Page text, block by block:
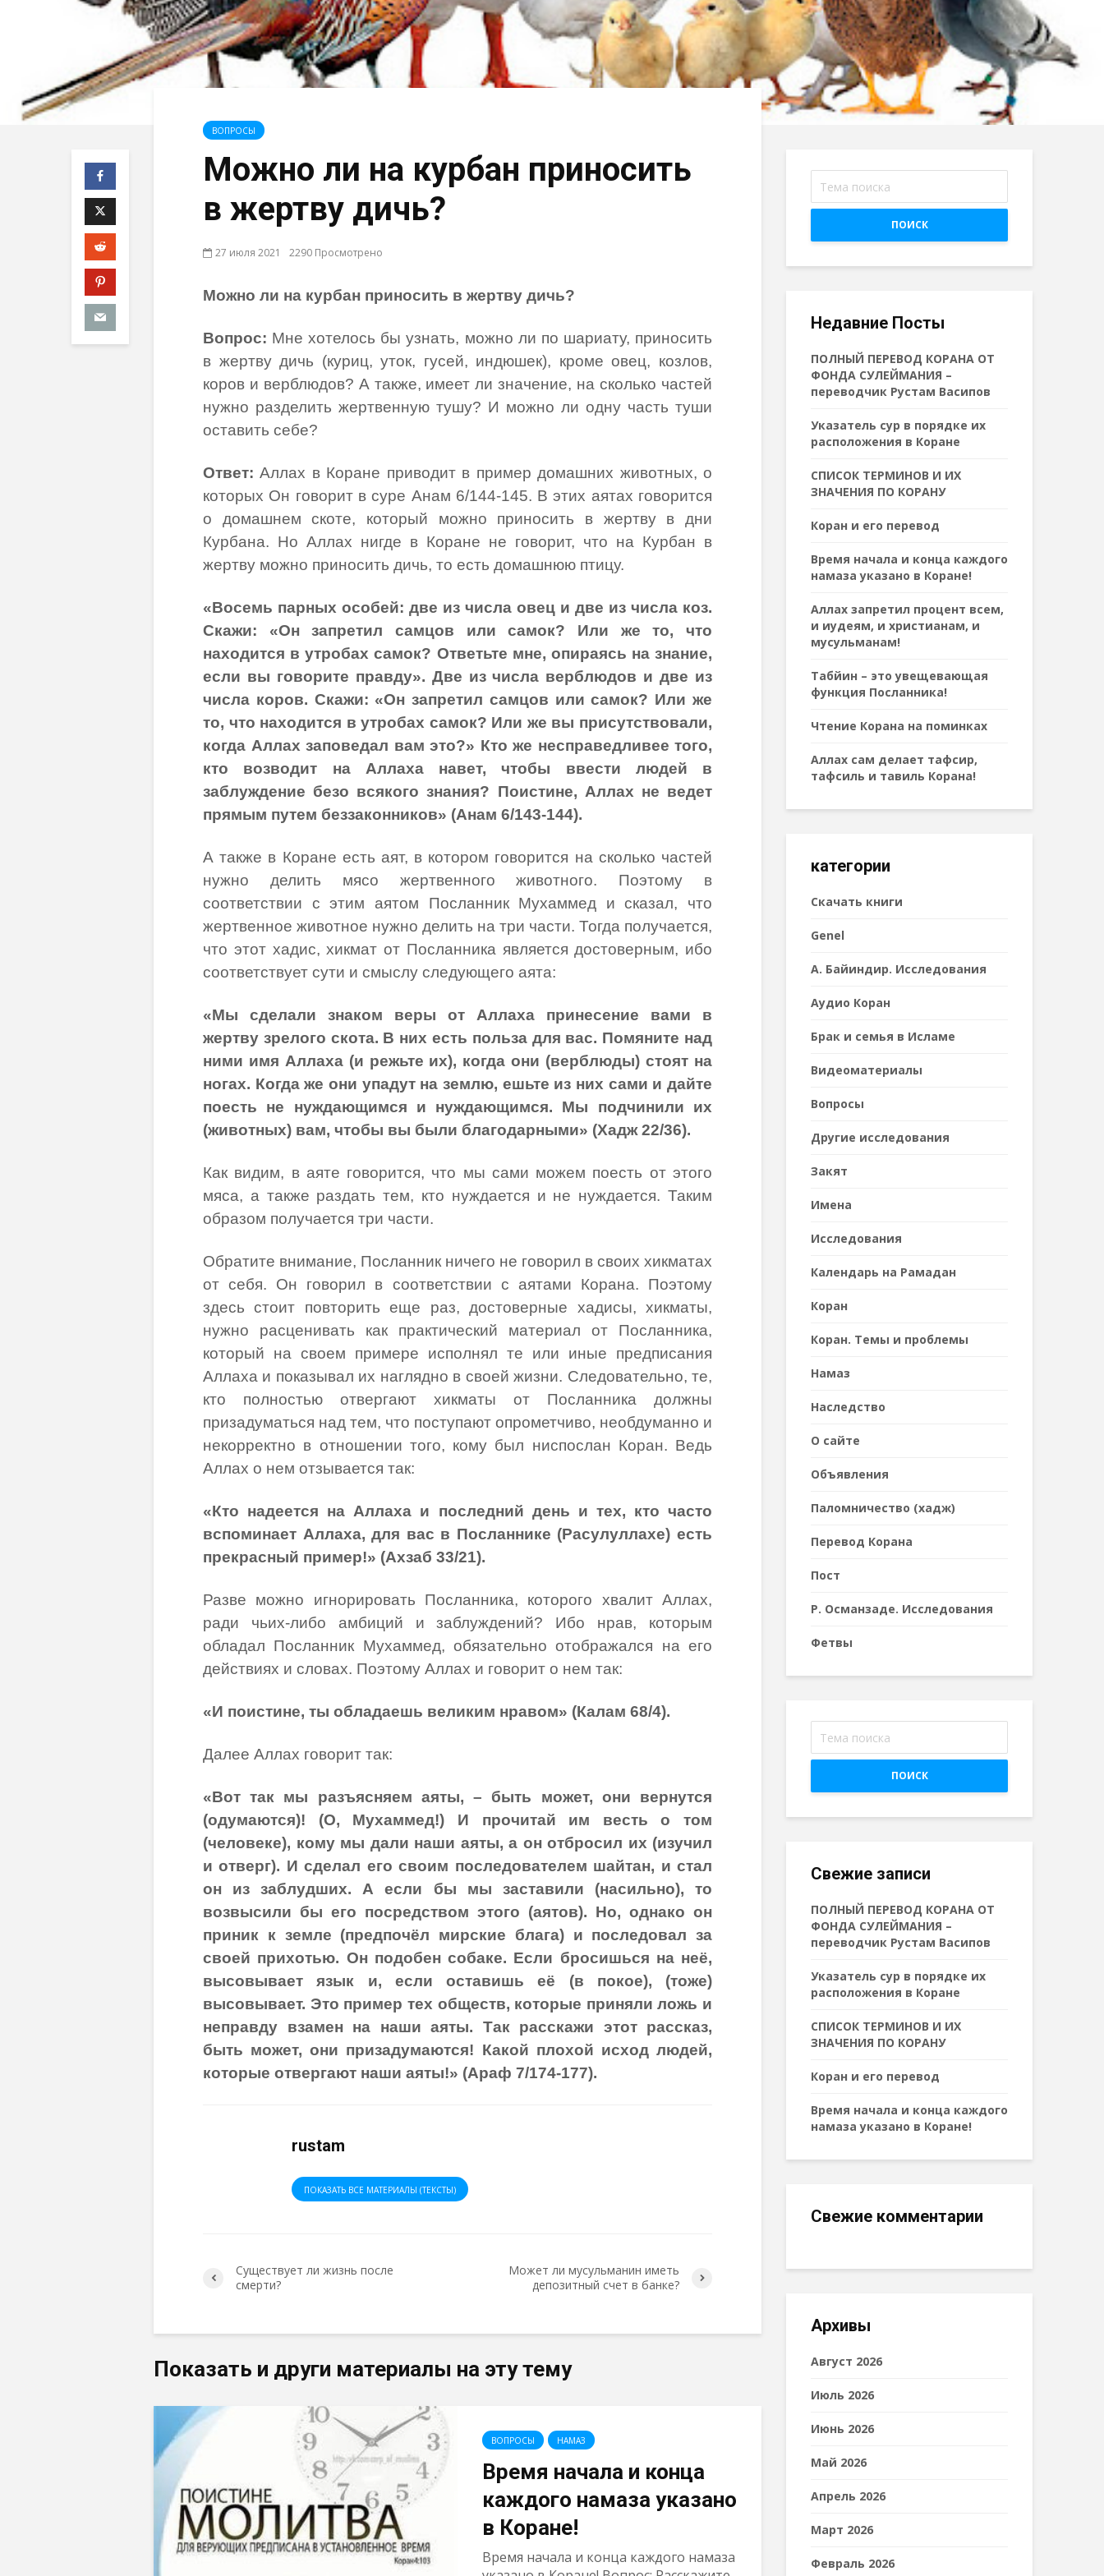
ВОПРОСЫ
Можно ли на курбан приносить
в жертву дичь?
27 июля 2021 2290 Просмотрено
Можно ли на курбан приносить в жертву дичь?
Вопрос: Мне хотелось бы узнать, можно ли по шариату, приносить
в жертву дичь (куриц, уток, гусей, индюшек), кроме овец, козлов,
коров и верблюдов? А также, имеет ли значение, на сколько частей
нужно разделить жертвенную тушу? И можно ли одну часть туши
оставить себе?
Ответ: Аллах в Коране приводит в пример домашних животных, о
которых Он говорит в суре Анам 6/144-145. В этих аятах говорится
о домашнем скоте, который можно приносить в жертву в дни
Курбана. Но Аллах нигде в Коране не говорит, что на Курбан в
жертву можно приносить дичь, то есть домашнюю птицу.
«Восемь парных особей: две из числа овец и две из числа коз.
Скажи: «Он запретил самцов или самок? Или же то, что
находится в утробах самок? Ответьте мне, опираясь на знание,
если вы говорите правду». Две из числа верблюдов и две из
числа коров. Скажи: «Он запретил самцов или самок? Или же
то, что находится в утробах самок? Или же вы присутствовали,
когда Аллах заповедал вам это?» Кто же несправедливее того,
кто возводит на Аллаха навет, чтобы ввести людей в
заблуждение безо всякого знания? Поистине, Аллах не ведет
прямым путем беззаконников» (Анам 6/143-144).
А также в Коране есть аят, в котором говорится на сколько частей
нужно делить мясо жертвенного животного. Поэтому в
соответствии с этим аятом Посланник Мухаммед и сказал, что
жертвенное животное нужно делить на три части. Тогда получается,
что этот хадис, хикмат от Посланника является достоверным, ибо
соответствует сути и смыслу следующего аята:
«Мы сделали знаком веры от Аллаха принесение вами в
жертву зрелого скота. В них есть польза для вас. Помяните над
ними имя Аллаха (и режьте их), когда они (верблюды) стоят на
ногах. Когда же они упадут на землю, ешьте из них сами и дайте
поесть не нуждающимся и нуждающимся. Мы подчинили их
(животных) вам, чтобы вы были благодарными» (Хадж 22/36).
Как видим, в аяте говорится, что мы сами можем поесть от этого
мяса, а также раздать тем, кто нуждается и не нуждается. Таким
образом получается три части.
Обратите внимание, Посланник ничего не говорил в своих хикматах
от себя. Он говорил в соответствии с аятами Корана. Поэтому
здесь стоит повторить еще раз, достоверные хадисы, хикматы,
нужно расценивать как практический материал от Посланника,
который на своем примере исполнял те или иные предписания
Аллаха и показывал их наглядно в своей жизни. Следовательно, те,
кто полностью отвергают хикматы от Посланника должны
призадуматься над тем, что поступают опрометчиво, необдуманно и
некорректно в отношении того, кому был ниспослан Коран. Ведь
Аллах о нем отзывается так:
«Кто надеется на Аллаха и последний день и тех, кто часто
вспоминает Аллаха, для вас в Посланнике (Расулуллахе) есть
прекрасный пример!» (Ахзаб 33/21).
Разве можно игнорировать Посланника, которого хвалит Аллах,
ради чьих-либо амбиций и заблуждений? Ибо нрав, которым
обладал Посланник Мухаммед, обязательно отображался на его
действиях и словах. Поэтому Аллах и говорит о нем так:
«И поистине, ты обладаешь великим нравом» (Калам 68/4).
Далее Аллах говорит так:
«Вот так мы разъясняем аяты, – быть может, они вернутся
(одумаются)! (О, Мухаммед!) И прочитай им весть о том
(человеке), кому мы дали наши аяты, а он отбросил их (изучил
и отверг). И сделал его своим последователем шайтан, и стал
он из заблудших. А если бы мы заставили (насильно), то
возвысили бы его посредством этого (аятов). Но, однако он
приник к земле (предпочёл мирские блага) и последовал за
своей прихотью. Он подобен собаке. Если бросишься на неё,
высовывает язык и, если оставишь её (в покое), (тоже)
высовывает. Это пример тех обществ, которые приняли ложь и
неправду взамен на наши аяты. Так расскажи этот рассказ,
быть может, они призадумаются! Какой плохой исход людей,
которые отвергают наши аяты!» (Араф 7/174-177).
rustam
ПОКАЗАТЬ ВСЕ МАТЕРИАЛЫ (ТЕКСТЫ)
Существует ли жизнь после
смерти?
Может ли мусульманин иметь
депозитный счет в банке?
Показать и други материалы на эту тему
ВОПРОСЫ НАМАЗ
Время начала и конца
каждого намаза указано
в Коране!
Время начала и конца каждого намаза
ПОИСК
Недавние Посты
ПОЛНЫЙ ПЕРЕВОД КОРАНА ОТ
ФОНДА СУЛЕЙМАНИЯ –
переводчик Рустам Васипов
Указатель сур в порядке их
расположения в Коране
СПИСОК ТЕРМИНОВ И ИХ
ЗНАЧЕНИЯ ПО КОРАНУ
Коран и его перевод
Время начала и конца каждого
намаза указано в Коране!
Аллах запретил процент всем,
и иудеям, и христианам, и
мусульманам!
Табйин – это увещевающая
функция Посланника!
Чтение Корана на поминках
Аллах сам делает тафсир,
тафсиль и тавиль Корана!
категории
Cкачать книги
Genel
А. Байиндир. Исследования
Аудио Коран
Брак и семья в Исламе
Видеоматериалы
Вопросы
Другие исследования
Закят
Имена
Исследования
Календарь на Рамадан
Коран
Коран. Темы и проблемы
Намаз
Наследствo
О сайте
Объявления
Паломничество (хадж)
Перевод Корана
Пост
Р. Османзаде. Исследования
Фетвы
ПОИСК
Свежие записи
ПОЛНЫЙ ПЕРЕВОД КОРАНА ОТ
ФОНДА СУЛЕЙМАНИЯ –
переводчик Рустам Васипов
Указатель сур в порядке их
расположения в Коране
СПИСОК ТЕРМИНОВ И ИХ
ЗНАЧЕНИЯ ПО КОРАНУ
Коран и его перевод
Время начала и конца каждого
намаза указано в Коране!
Свежие комментарии
Архивы
Август 2026
Июль 2026
Июнь 2026
Май 2026
Апрель 2026
Март 2026
Февраль 2026